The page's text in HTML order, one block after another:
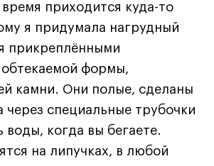
приходится куда-то
я придумала нагрудный
прикреплёнными
формы,
камни. Они полые, сделаны
через специальные трубочки
воды, когда вы бегаете.
на липучках, в любой